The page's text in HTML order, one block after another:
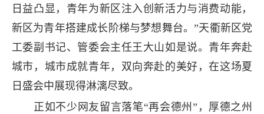
日益凸显，青年为新区注入创新活力与消费动能，
新区为青年搭建成长阶梯与梦想舞台。”天衢新区党
工委副书记、管委会主任王大山如是说。青年奔赴
城市，城市成就青年，双向奔赴的美好，在这场夏
日盛会中展现得淋漓尽致。
正如不少网友留言落笔“再会德州”，厚德之州